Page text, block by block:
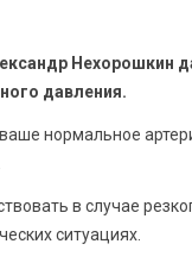
Нехорошкин
давления.
нормальное
в случае
ситуациях.